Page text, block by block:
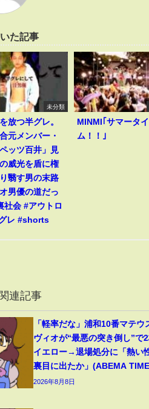
た記事
未分類
放つ半グレ。
元メンバー・
ッツ百井」見
威光を盾に権
翳す男の末路
男優の道だっ
会 #アウトロ
レ #shorts
MINMI｢サマータイ
ム！！｣
連記事
「軽率だな」浦和10番マテウ
ヴィオが“最悪の突き倒し”で2
イエロー→退場処分に「熱い
裏目に出たか」(ABEMA
2026年8月8日